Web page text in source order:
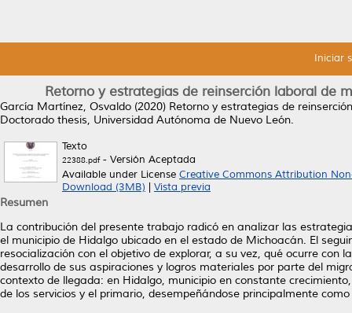
Iniciar
Retorno y estrategias de reinserción laboral de
García Martínez, Osvaldo (2020) Retorno y estrategias de
Doctorado thesis, Universidad Autónoma de Nuevo León.
Texto
22388.pdf- Versión Aceptada
Available under License Creative Commons Attribution
Download (3MB)
Vista previa
Resumen
La contribución del presente trabajo radicó en analizar las
el municipio de Hidalgo ubicado en el estado de Michoacán. El
resocialización con el objetivo de explorar, a su vez, qué ocurre
desarrollo de sus aspiraciones y logros materiales por parte del
contexto de llegada: en Hidalgo, municipio en constante
de los servicios y el primario, desempeñándose principalmente